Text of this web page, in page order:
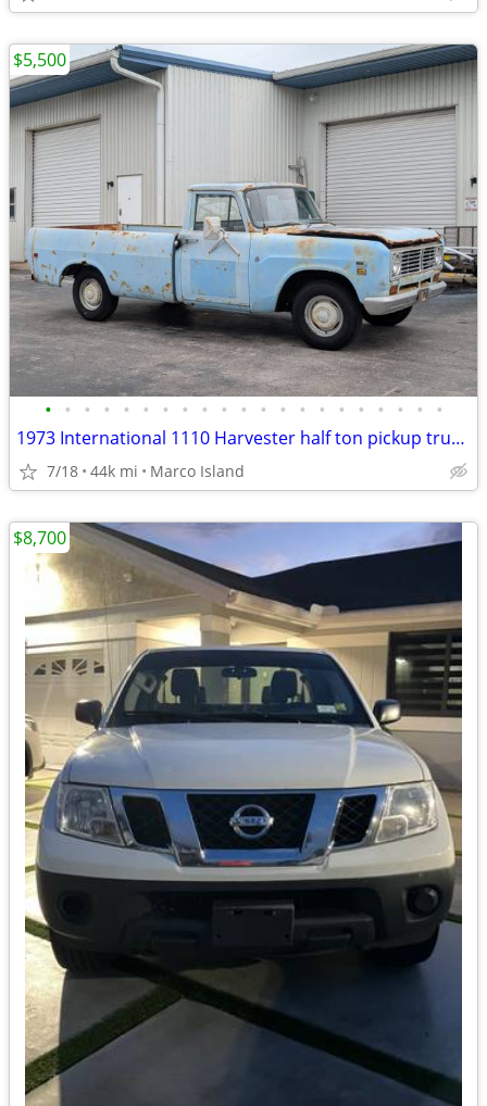
• • • • • • • • • • • • • • • • • • • • •
1973 International 1110 Harvester half ton pickup truck - runs and drives
7/18 44k mi Marco Island
$5,500
$8,700